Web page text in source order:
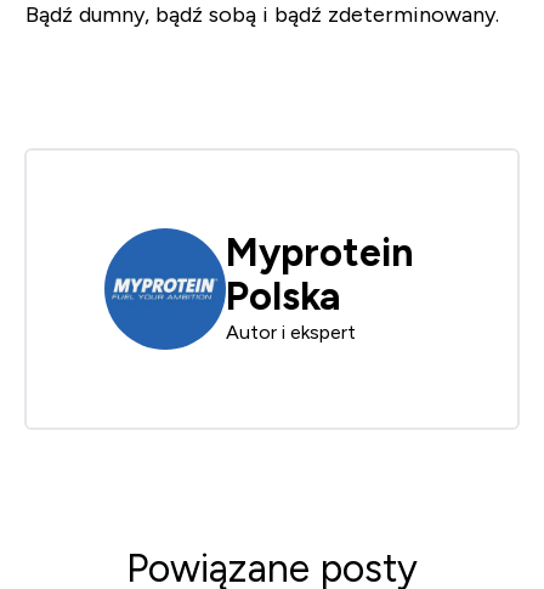
Bądź dumny, bądź sobą i bądź zdeterminowany.
Myprotein
Polska
Autor i ekspert
Powiązane posty